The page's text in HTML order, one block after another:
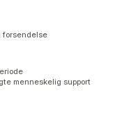
forsendelse
menneskelig support